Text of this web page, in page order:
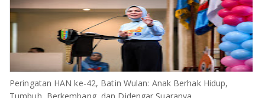
Peringatan HAN ke-42, Batin Wulan: Anak Berhak Hidup,